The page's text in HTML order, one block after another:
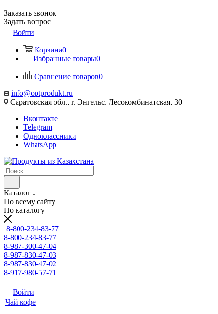
Заказать звонок
Задать вопрос
Войти
Корзина0
Избранные товары0
Сравнение товаров0
info@optprodukt.ru
Саратовская обл., г. Энгельс, Лесокомбинатская, 30
Вконтакте
Telegram
Одноклассники
WhatsApp
Каталог
По всему сайту
По каталогу
8-800-234-83-77
8-800-234-83-77
8-987-300-47-04
8-987-830-47-03
8-987-830-47-02
8-917-980-57-71
Войти
Чай кофе